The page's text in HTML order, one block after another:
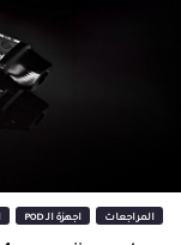
المراجعات اجهزة الـ POD